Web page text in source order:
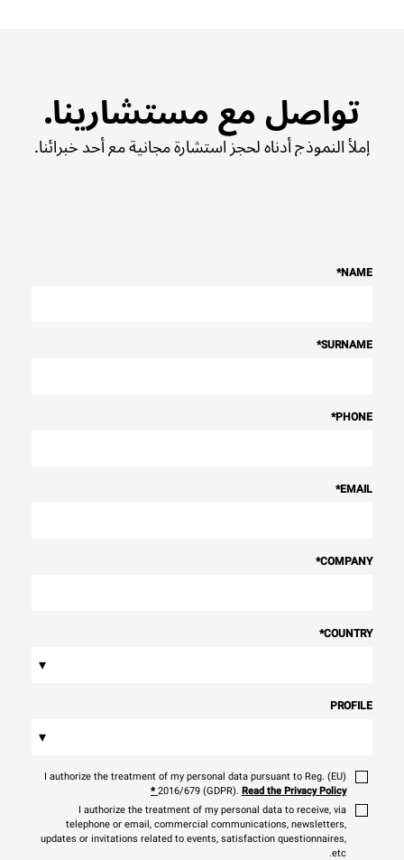
تواصل مع مستشارينا.
إملأ النموذج أدناه لحجز استشارة مجانية مع أحد خبرائنا.
NAME
*
SURNAME
*
PHONE
*
EMAIL
*
COMPANY
*
COUNTRY
*
▾
PROFILE
▾
I authorize the treatment of my personal data pursuant to Reg. (EU)
2016/679 (GDPR). Read the Privacy Policy
*
I authorize the treatment of my personal data to receive, via
telephone or email, commercial communications, newsletters,
updates or invitations related to events, satisfaction questionnaires,
etc.